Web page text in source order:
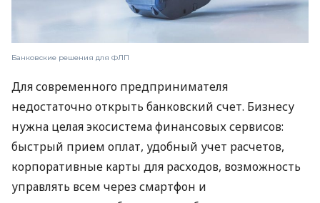
Банковские решения для ФЛП
Для современного предпринимателя
недостаточно открыть банковский счет. Бизнесу
нужна целая экосистема финансовых сервисов:
быстрый прием оплат, удобный учет расчетов,
корпоративные карты для расходов, возможность
управлять всем через смартфон и